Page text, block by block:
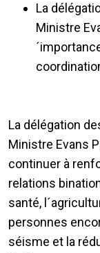
La
Ministre
La délégation
Ministre Evans
continuer à
relations
santé,
personnes
séisme et la